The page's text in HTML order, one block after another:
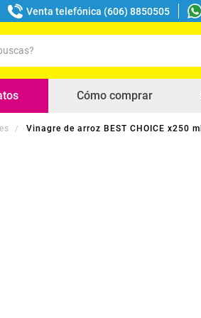
Venta telefónica (606) 8850505
Cómo comprar
Vinagre de arroz BEST CHOICE x250 ml
buscados